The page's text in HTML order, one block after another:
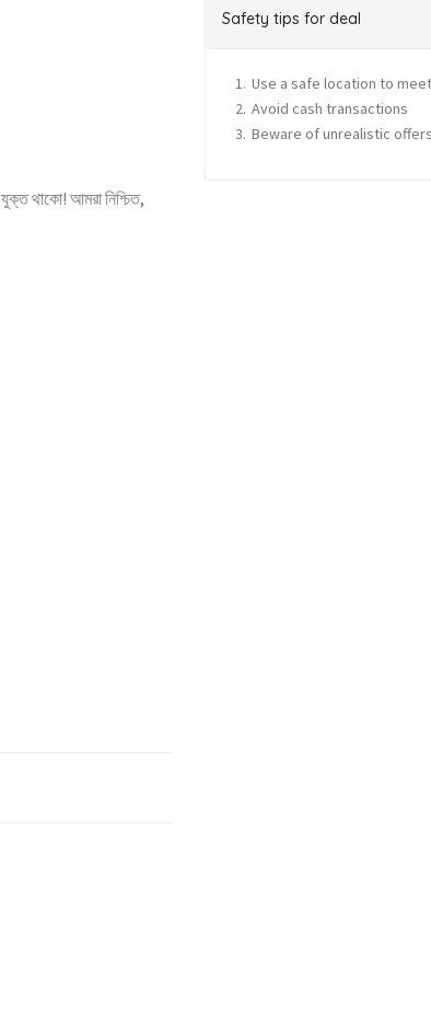
থাকো! আমরা নিশ্চিত,
Safety tips for deal
Use a safe location to
Avoid cash transactions
Beware of unrealistic offers